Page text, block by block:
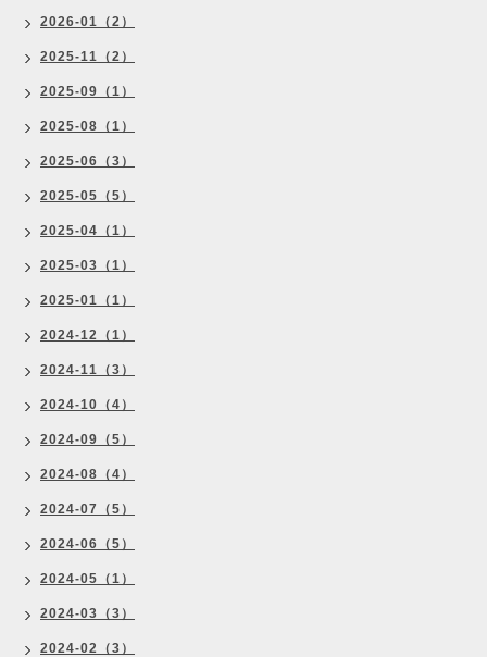
2026-01（2）
2025-11（2）
2025-09（1）
2025-08（1）
2025-06（3）
2025-05（5）
2025-04（1）
2025-03（1）
2025-01（1）
2024-12（1）
2024-11（3）
2024-10（4）
2024-09（5）
2024-08（4）
2024-07（5）
2024-06（5）
2024-05（1）
2024-03（3）
2024-02（3）